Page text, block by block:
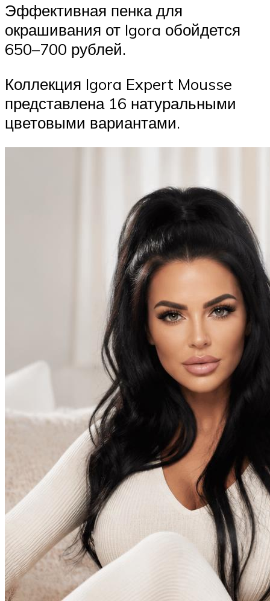
Эффективная пенка для
окрашивания от Igora обойдется
650–700 рублей.
Коллекция Igora Expert Mousse
представлена 16 натуральными
цветовыми вариантами.